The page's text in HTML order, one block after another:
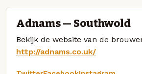
Adnams — Southwold
Bekijk de website van de
http://adnams.co.uk/